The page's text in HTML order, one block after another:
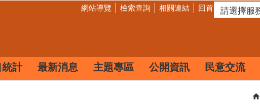
網站導覽 檢索查詢 相關連結 回首頁
統計 最新消息 主題專區 公開資訊 民意交流